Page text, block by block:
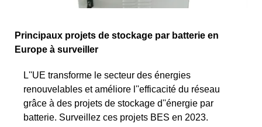
Principaux projets de stockage par batterie en
Europe à surveiller
L''UE transforme le secteur des énergies
renouvelables et améliore l''efficacité du réseau
grâce à des projets de stockage d''énergie par
batterie. Surveillez ces projets BES en 2023.